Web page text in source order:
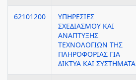
62101200
ΥΠΗΡΕΣΙΕΣ
ΣΧΕΔΙΑΣΜΟΥ ΚΑΙ
ΑΝΑΠΤΥΞΗΣ
ΤΕΧΝΟΛΟΓΙΩΝ ΤΗΣ
ΠΛΗΡΟΦΟΡΙΑΣ ΓΙΑ
ΔΙΚΤΥΑ ΚΑΙ ΣΥΣΤΗΜΑΤΑ